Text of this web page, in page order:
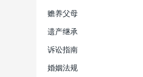
赡养父母
遗产继承
诉讼指南
婚姻法规